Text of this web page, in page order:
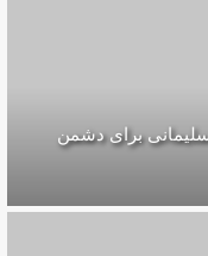
برای دشمن